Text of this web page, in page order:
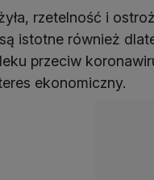
rzetelność i
istotne również
przeciw
ekonomiczny.